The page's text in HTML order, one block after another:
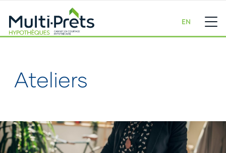
EN
Ateliers